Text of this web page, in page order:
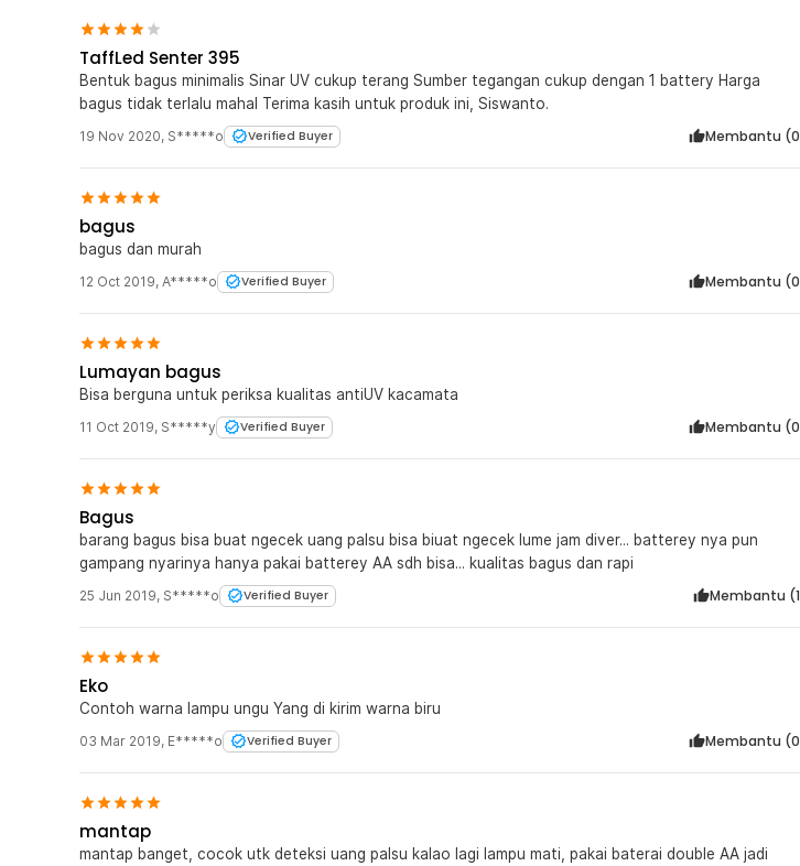
TaffLed Senter 395
Bentuk bagus minimalis Sinar UV cukup terang Sumber tegangan cukup dengan 1 battery Harga
bagus tidak terlalu mahal Terima kasih untuk produk ini, Siswanto.
19 Nov 2020, S*****o Verified Buyer Membantu (0
bagus
bagus dan murah
12 Oct 2019, A*****o Verified Buyer Membantu (0
Lumayan bagus
Bisa berguna untuk periksa kualitas antiUV kacamata
11 Oct 2019, S*****y Verified Buyer Membantu (0
Bagus
barang bagus bisa buat ngecek uang palsu bisa biuat ngecek lume jam diver... batterey nya pun
gampang nyarinya hanya pakai batterey AA sdh bisa... kualitas bagus dan rapi
25 Jun 2019, S*****o Verified Buyer Membantu (1
Eko
Contoh warna lampu ungu Yang di kirim warna biru
03 Mar 2019, E*****o Verified Buyer Membantu (0
mantap
mantap banget, cocok utk deteksi uang palsu kalao lagi lampu mati, pakai baterai double AA jadi